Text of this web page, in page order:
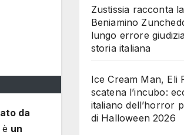
da
un
Zustissia racconta
Beniamino
lungo errore
storia italiana
Ice Cream Man, Eli
scatena l’incubo:
italiano dell’horror
di Halloween 2026